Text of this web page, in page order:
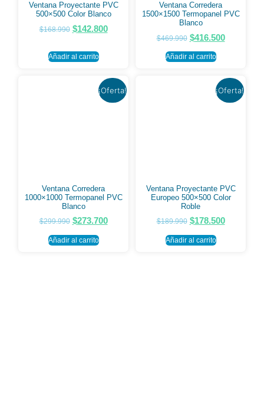
Ventana Proyectante PVC
500×500 Color Blanco
$168.990 $142.800
Añadir al carrito
Ventana Corredera
1500×1500 Termopanel PVC
Blanco
$469.990 $416.500
Añadir al carrito
¡Oferta!
Ventana Corredera
1000×1000 Termopanel PVC
Blanco
$299.990 $273.700
Añadir al carrito
¡Oferta!
Ventana Proyectante PVC
Europeo 500×500 Color
Roble
$189.990 $178.500
Añadir al carrito